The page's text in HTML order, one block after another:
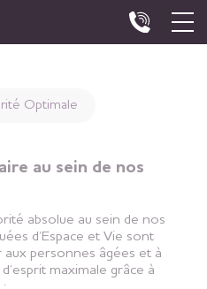
Optimale
au sein de nos
absolue au sein de nos
d’Espace et Vie sont
personnes âgées et à
maximale grâce à